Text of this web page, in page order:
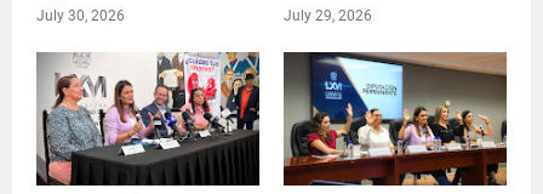
July 30, 2026 July 29, 2026